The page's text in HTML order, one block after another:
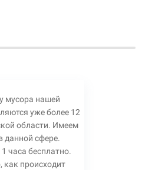
мусора нашей
уже более 12
области. Имеем
данной сфере.
часа бесплатно.
как происходит